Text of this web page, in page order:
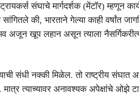
संघाचे मार्गदर्शक (मेंटॉर) म्हणून
की, भारताने गेल्या काही वर्षांत
खूप लहान असून त्याला
संधी नक्की मिळेल. तो राष्ट्रीय संघात
त्याच्यावर अनावश्यक अपेक्षांचे ओझे